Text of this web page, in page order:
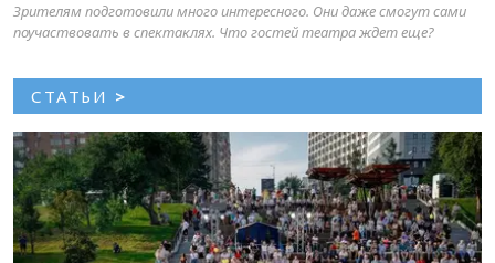
Зрителям подготовили много интересного. Они даже смогут сами
поучаствовать в спектаклях. Что гостей театра ждет еще?
СТАТЬИ >